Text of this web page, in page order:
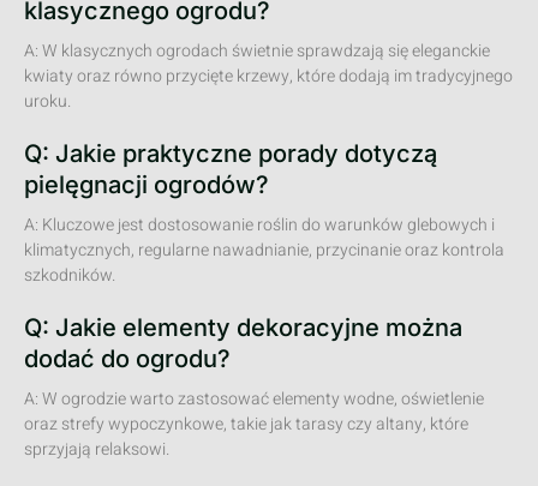
klasycznego ogrodu?
A: W klasycznych ogrodach świetnie sprawdzają się eleganckie
kwiaty oraz równo przycięte krzewy, które dodają im tradycyjnego
uroku.
Q: Jakie praktyczne porady dotyczą
pielęgnacji ogrodów?
A: Kluczowe jest dostosowanie roślin do warunków glebowych i
klimatycznych, regularne nawadnianie, przycinanie oraz kontrola
szkodników.
Q: Jakie elementy dekoracyjne można
dodać do ogrodu?
A: W ogrodzie warto zastosować elementy wodne, oświetlenie
oraz strefy wypoczynkowe, takie jak tarasy czy altany, które
sprzyjają relaksowi.